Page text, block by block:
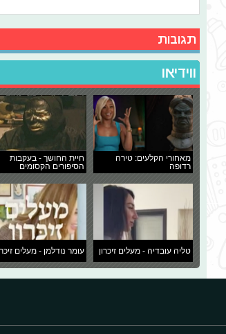
תגובות
ווידיאו
מאחורי הקלעים: טירה
רדופה
חיית החושך - בעקבות
הסיפורים הקסומים
טליה עובדיה - מעלים זיכרון עומר נודלמן - מעלים